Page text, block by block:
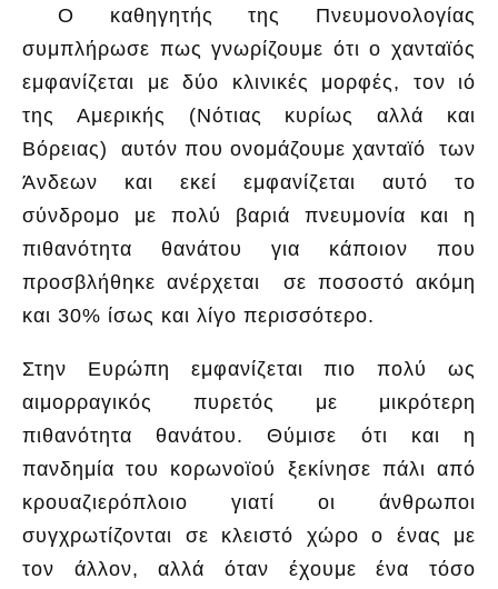
Ο καθηγητής της Πνευμονολογίας
συμπλήρωσε πως γνωρίζουμε ότι ο χανταϊός
εμφανίζεται με δύο κλινικές μορφές, τον ιό
της Αμερικής (Νότιας κυρίως αλλά και
Βόρειας) αυτόν που ονομάζουμε χανταϊό των
Άνδεων και εκεί εμφανίζεται αυτό το
σύνδρομο με πολύ βαριά πνευμονία και η
πιθανότητα θανάτου για κάποιον που
προσβλήθηκε ανέρχεται σε ποσοστό ακόμη
και 30% ίσως και λίγο περισσότερο.
Στην Ευρώπη εμφανίζεται πιο πολύ ως
αιμορραγικός πυρετός με μικρότερη
πιθανότητα θανάτου. Θύμισε ότι και η
πανδημία του κορωνοϊού ξεκίνησε πάλι από
κρουαζιερόπλοιο γιατί οι άνθρωποι
συγχρωτίζονται σε κλειστό χώρο ο ένας με
τον άλλον, αλλά όταν έχουμε ένα τόσο